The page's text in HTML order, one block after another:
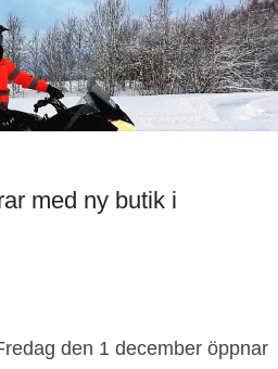
med ny butik i
den 1 december öppnar